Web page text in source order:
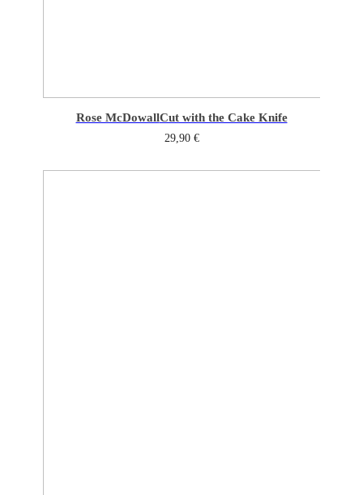
Rose McDowallCut with the Cake Knife
29,90 €